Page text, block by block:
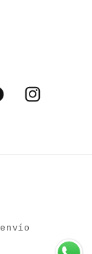
Instagram